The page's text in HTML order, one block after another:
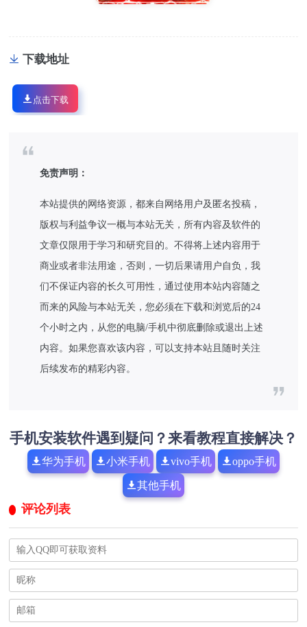
下载地址
点击下载
免责声明：
本站提供的网络资源，都来自网络用户及匿名投稿，
版权与利益争议一概与本站无关，所有内容及软件的
文章仅限用于学习和研究目的。不得将上述内容用于
商业或者非法用途，否则，一切后果请用户自负，我
们不保证内容的长久可用性，通过使用本站内容随之
而来的风险与本站无关，您必须在下载和浏览后的24
个小时之内，从您的电脑/手机中彻底删除或退出上述
内容。如果您喜欢该内容，可以支持本站且随时关注
后续发布的精彩内容。
手机安装软件遇到疑问？来看教程直接解决？
华为手机 小米手机 vivo手机 oppo手机
其他手机
评论列表